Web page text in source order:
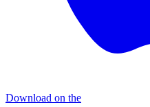
Download on the